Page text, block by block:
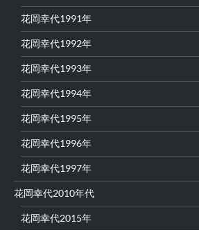
花岡幸代1991年
花岡幸代1992年
花岡幸代1993年
花岡幸代1994年
花岡幸代1995年
花岡幸代1996年
花岡幸代1997年
花岡幸代2010年代
花岡幸代2015年